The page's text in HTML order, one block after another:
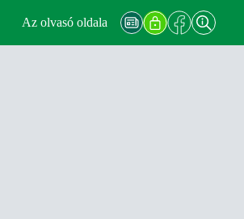
Az olvasó oldala